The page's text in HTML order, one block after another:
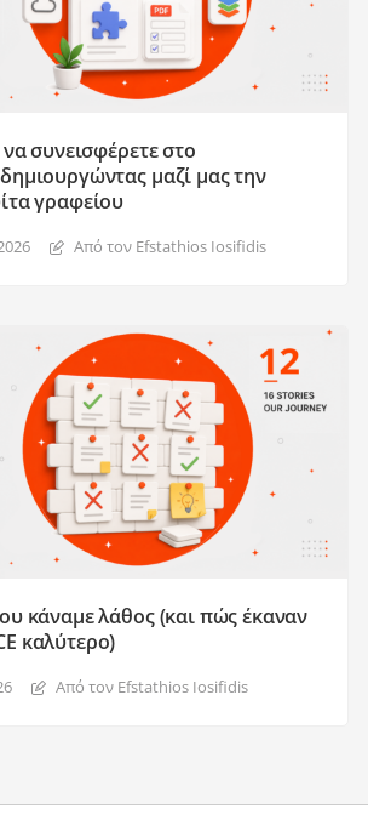
συνεισφέρετε στο
μαζί μας την
γραφείου
Από τον Efstathios Iosifidis
κάναμε λάθος (και πώς έκαναν
καλύτερο)
Από τον Efstathios Iosifidis